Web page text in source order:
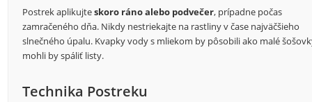
Postrek aplikujteskoro ráno alebo podvečer, prípadne počas
zamračeného dňa. Nikdy nestriekajte na rastliny v čase najväčšieho
slnečného úpalu. Kvapky vody s mliekom by pôsobili ako malé
mohli by spáliť listy.
Technika Postreku